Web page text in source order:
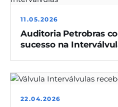
11.05.2026
Auditoria Petrobras
sucesso na
22.04.2026